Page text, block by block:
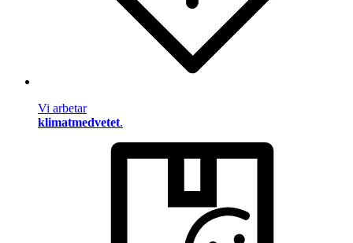
Vi arbetar
klimatmedvetet.